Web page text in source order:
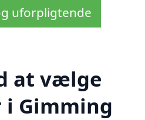
uforpligtende
at vælge
Gimming